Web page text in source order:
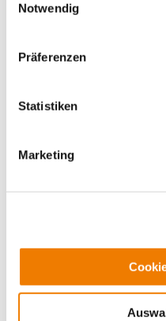
Notwendig
Präferenzen
Statistiken
Marketing
QUADRON 185Power
Линейный выключатель-
предохранителями 250
V-clamp 35-240 mm²